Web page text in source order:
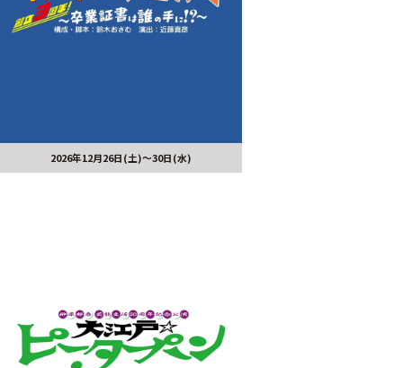
2026年12月26日(土)～30日(水)